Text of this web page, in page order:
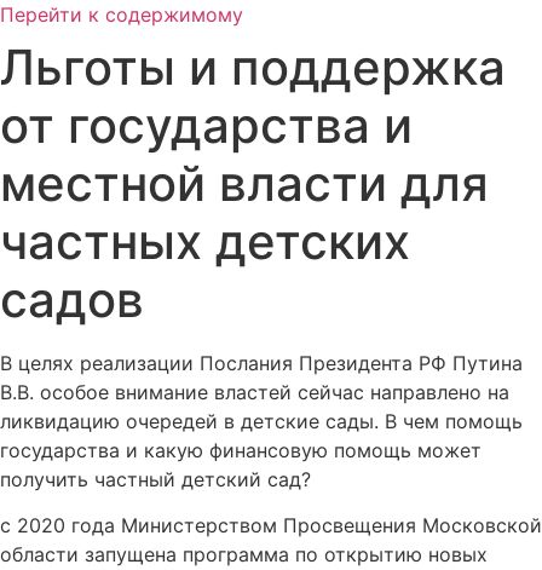
Перейти к содержимому
Льготы и поддержка
от государства и
местной власти для
частных детских
садов
В целях реализации Послания Президента РФ Путина
В.В. особое внимание властей сейчас направлено на
ликвидацию очередей в детские сады. В чем помощь
государства и какую финансовую помощь может
получить частный детский сад?
с 2020 года Министерством Просвещения Московской
области запущена программа по открытию новых